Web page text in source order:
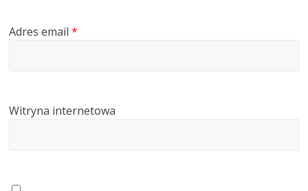
Adres email*
Witryna internetowa